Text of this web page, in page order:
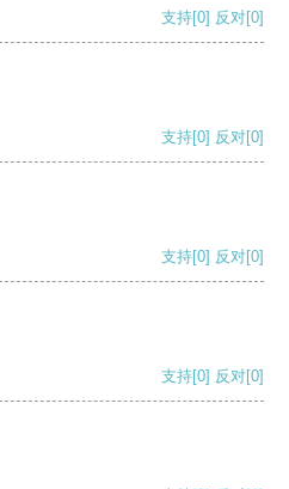
支持[0] 反对[0]
支持[0] 反对[0]
支持[0] 反对[0]
支持[0] 反对[0]